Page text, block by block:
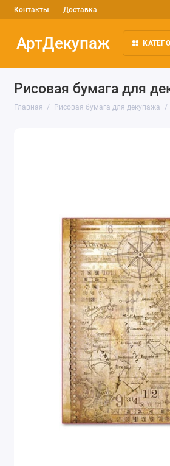
Контакты Доставка
АртДекупаж
Рисовая бумага для
Главная Рисовая бумага для декупажа